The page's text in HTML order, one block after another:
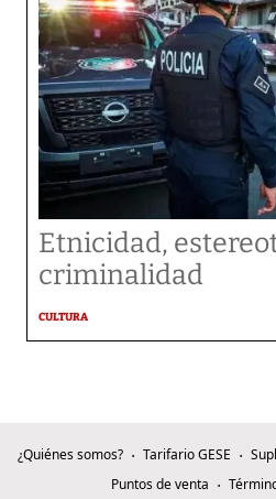
Etnicidad,
criminalidad
CULTURA
¿Quiénes somos? Tarifario GESE
Puntos de venta